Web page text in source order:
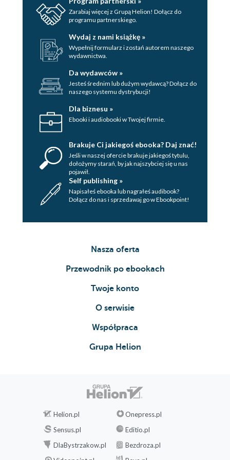
sukcesu....................................................................................212
Zadanie 44. Znajdź 1 ruch prowadzący do
sukcesu....................................................................................215
Zadanie 45. Znajdź 1 ruch prowadzący do
sukcesu....................................................................................218
Zadanie 46. Znajdź 1 ruch prowadzący do
sukcesu....................................................................................222
Zadanie 47. Znajdź 1 ruch prowadzący do
sukcesu....................................................................................227
Zadanie 48. Znajdź 1 ruch prowadzący do
sukcesu....................................................................................232
sukcesu.........................................................................236
Zadanie 50. Znajdź 1 ruch prowadzący do
sukcesu....................................................................................247
Zarabiaj więcej z Grupą Helion! Dołącz do
programu partnerskiego.
Wydaj z nami książkę »
Wypełnij formularz i zostań autorem naszego
wydawnictwa.
Da wydawców »
Jesteś średnim lub dużym wydawcą? Dołącz do
naszego systemu dystrybucji!
Dla biznesu »
Ebooki i audiobooki w Twojej firmie.
Brakuje Ci jakiegoś ebooka? Daj znać!
Jeśli w naszej ofercie brakuje jakiegoś tytulu,
dołożymy starań, by jak najszybciej się u nas
pojawił.
Self publishing »
Napisałeś ebooka lub nagrałeś audibook?
Dołącz do nas i sprzedawaj go w Ebookpoint!
Nasza oferta
Przewodnik po ebookach
Twoje konto
O serwisie
Współpraca
Grupa Helion
Helion.pl
Onepress.pl
Sensus.pl
Editio.pl
DlaBystrzakow.pl
Bezdroza.pl